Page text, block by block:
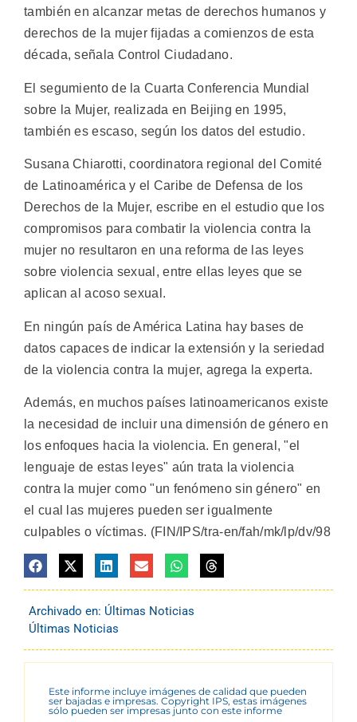
también en alcanzar metas de derechos humanos y
derechos de la mujer fijadas a comienzos de esta
década, señala Control Ciudadano.
El segumiento de la Cuarta Conferencia Mundial
sobre la Mujer, realizada en Beijing en 1995,
también es escaso, según los datos del estudio.
Susana Chiarotti, coordinatora regional del Comité
de Latinoamérica y el Caribe de Defensa de los
Derechos de la Mujer, escribe en el estudio que los
compromisos para combatir la violencia contra la
mujer no resultaron en una reforma de las leyes
sobre violencia sexual, entre ellas leyes que se
aplican al acoso sexual.
En ningún país de América Latina hay bases de
datos capaces de indicar la extensión y la seriedad
de la violencia contra la mujer, agrega la experta.
Además, en muchos países latinoamericanos existe
la necesidad de incluir una dimensión de género en
los enfoques hacia la violencia. En general, "el
lenguaje de estas leyes" aún trata la violencia
contra la mujer como "un fenómeno sin género" en
el cual las mujeres pueden ser igualmente
culpables o víctimas. (FIN/IPS/tra-en/fah/mk/lp/dv/98
Archivado en: Últimas Noticias
Últimas Noticias
Este informe incluye imágenes de calidad que pueden
ser bajadas e impresas. Copyright IPS, estas imágenes
sólo pueden ser impresas junto con este informe